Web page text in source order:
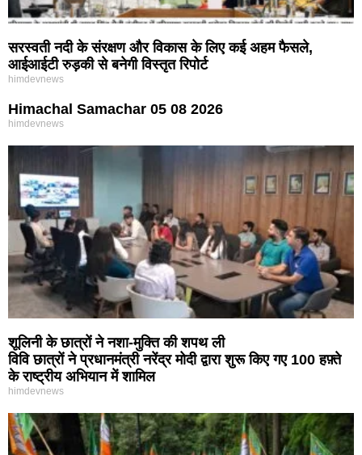
सरस्वती नदी के संरक्षण और विकास के लिए कई अहम फैसले,
आईआईटी रुड़की से बनेगी विस्तृत रिपोर्ट
himdevnews
Himachal Samachar 05 08 2026
himdevnews
शूलिनी के छात्रों ने नशा-मुक्ति की शपथ ली
विवि छात्रों ने प्रधानमंत्री नरेंद्र मोदी द्वारा शुरू किए गए 100 हफ़्ते
के राष्ट्रीय अभियान में शामिल
himdevnews